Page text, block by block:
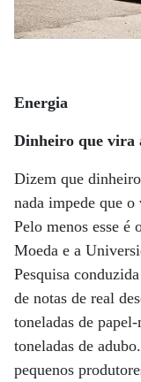
Energia
Dinheiro que vira
Dizem que
nada impede que
Pelo menos esse é
Moeda e a
Pesquisa
de notas de real
toneladas de
toneladas de
pequenos